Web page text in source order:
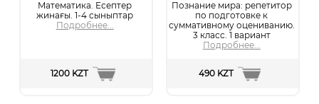
Математика. Есептер
жинағы. 1-4 сыныптар
Подробнее...
1200 KZT
Познание мира: репетитор
по подготовке к
суммативному оцениванию.
3 класс. 1 вариант
Подробнее...
490 KZT